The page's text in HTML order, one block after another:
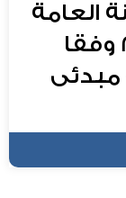
العامة
للدولة لعام 2019-2020 وفقا
مبدئى